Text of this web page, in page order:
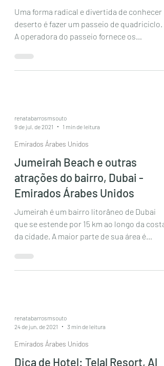
Uma forma radical e divertida de conhecer o
deserto é fazer um passeio de quadriciclo.
A operadora do passeio fornece os
renatabarrosmsouto
9 de jul. de 2021
1 min de leitura
Emirados Árabes Unidos
Jumeirah Beach e outras
atrações do bairro, Dubai -
Emirados Árabes Unidos
Jumeirah é um bairro litorâneo de Dubai
que se estende por 15 km ao longo da costa
da cidade. A maior parte de sua área é
renatabarrosmsouto
24 de jun. de 2021
3 min de leitura
Emirados Árabes Unidos
Dica de Hotel: Telal Resort, Al